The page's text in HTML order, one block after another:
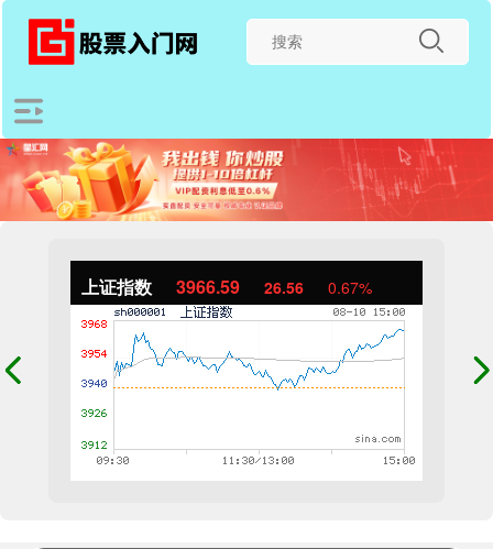
上证指数 3966.59 26.56 0.67%